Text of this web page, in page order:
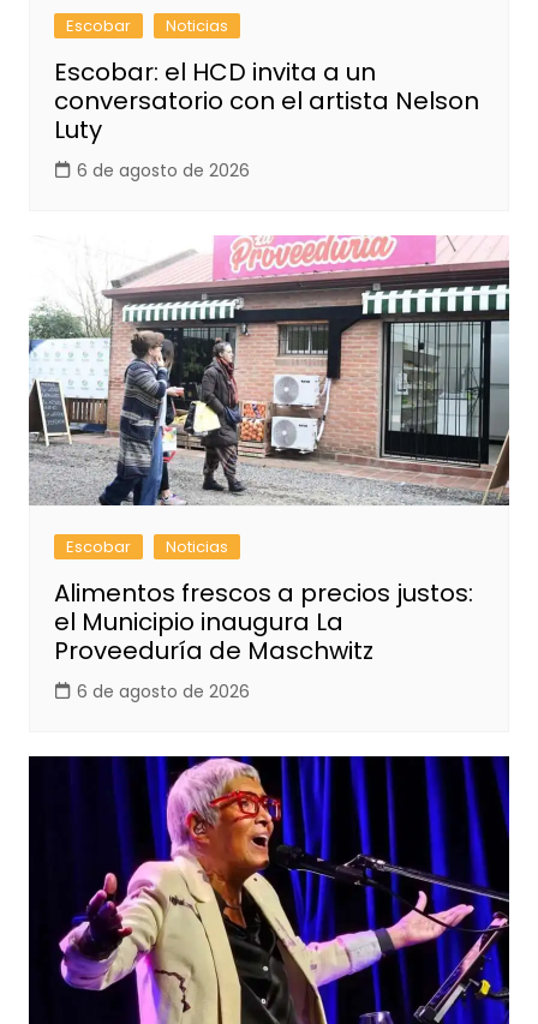
Escobar Noticias
Escobar: el HCD invita a un
conversatorio con el artista Nelson
Luty
6 de agosto de 2026
Escobar Noticias
Alimentos frescos a precios justos:
el Municipio inaugura La
Proveeduría de Maschwitz
6 de agosto de 2026